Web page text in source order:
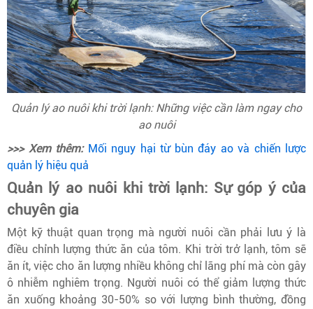
Quản lý ao nuôi khi trời lạnh: Những việc cần làm ngay cho
ao nuôi
>>> Xem thêm: Mối nguy hại từ bùn đáy ao và chiến lược
quản lý hiệu quả
Quản lý ao nuôi khi trời lạnh: Sự góp ý của
chuyên gia
Một kỹ thuật quan trọng mà người nuôi cần phải lưu ý là
điều chỉnh lượng thức ăn của tôm. Khi trời trở lạnh, tôm sẽ
ăn ít, việc cho ăn lượng nhiều không chỉ lãng phí mà còn gây
ô nhiễm nghiêm trọng. Người nuôi có thể giảm lượng thức
ăn xuống khoảng 30-50% so với lượng bình thường, đồng